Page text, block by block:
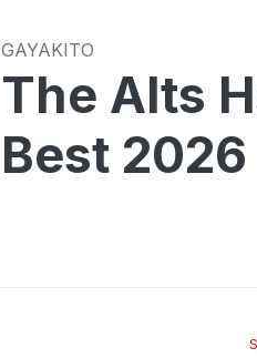
GAYAKITO
The Alts
Best 2026